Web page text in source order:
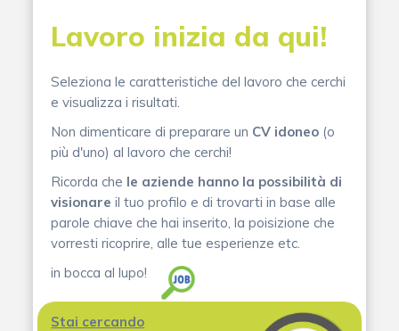
Lavoro inizia da qui!
Seleziona le caratteristiche del lavoro che cerchi
e visualizza i risultati.
Non dimenticare di preparare un CV idoneo (o
più d'uno) al lavoro che cerchi!
Ricorda che le aziende hanno la possibilità di
visionare il tuo profilo e di trovarti in base alle
parole chiave che hai inserito, la poisizione che
vorresti ricoprire, alle tue esperienze etc.
in bocca al lupo!
Stai cercando